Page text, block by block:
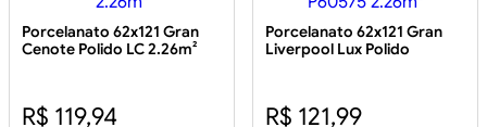
Porcelanato 62x121 Gran
Cenote Polido LC 2.26m²
R$ 119,94
Porcelanato 62x121 Gran
Liverpool Lux Polido
R$ 121,99